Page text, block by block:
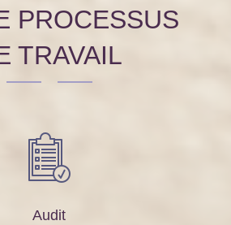
PROCESSUS
TRAVAIL
Audit